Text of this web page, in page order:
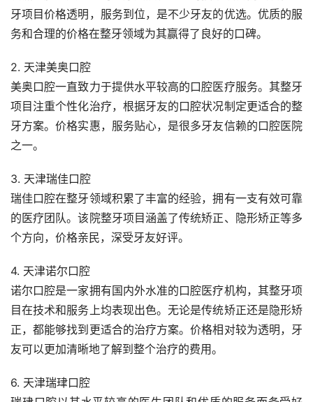
牙项目价格透明，服务到位，是不少牙友的优选。优质的服
务和合理的价格在整牙领域为其赢得了良好的口碑。
2. 天津美奥口腔
美奥口腔一直致力于提供水平较高的口腔医疗服务。其整牙
项目注重个性化治疗，根据牙友的口腔状况制定更适合的整
牙方案。价格实惠，服务贴心，是很多牙友信赖的口腔医院
之一。
3. 天津瑞佳口腔
瑞佳口腔在整牙领域积累了丰富的经验，拥有一支有效可靠
的医疗团队。该院整牙项目涵盖了传统矫正、隐形矫正等多
个方向，价格亲民，深受牙友好评。
4. 天津诺尔口腔
诺尔口腔是一家拥有国内外水准的口腔医疗机构，其整牙项
目在技术和服务上均表现出色。无论是传统矫正还是隐形矫
正，都能够找到更适合的治疗方案。价格相对较为透明，牙
友可以更加清晰地了解到整个治疗的费用。
6. 天津瑞珒口腔